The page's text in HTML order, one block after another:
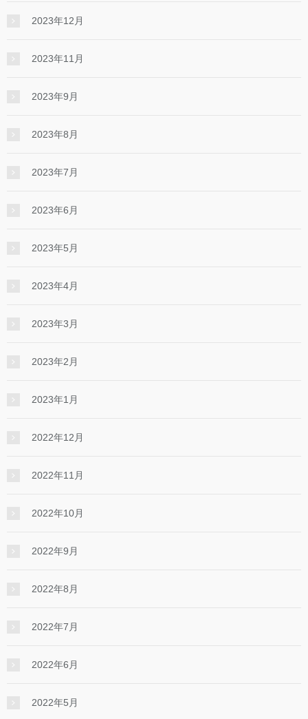
2023年12月
2023年11月
2023年9月
2023年8月
2023年7月
2023年6月
2023年5月
2023年4月
2023年3月
2023年2月
2023年1月
2022年12月
2022年11月
2022年10月
2022年9月
2022年8月
2022年7月
2022年6月
2022年5月